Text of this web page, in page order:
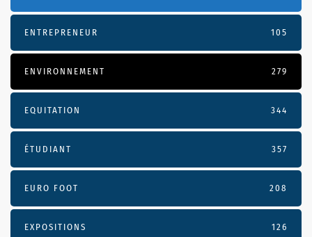
ENTREPRENEUR 105
ENVIRONNEMENT 279
EQUITATION 344
ÉTUDIANT 357
EURO FOOT 208
EXPOSITIONS 126